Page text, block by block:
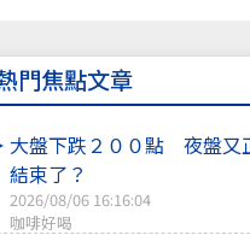
門焦點文章
大盤下跌２００點 夜盤
結束了？
2026/08/06 16:16:04
咖啡好喝